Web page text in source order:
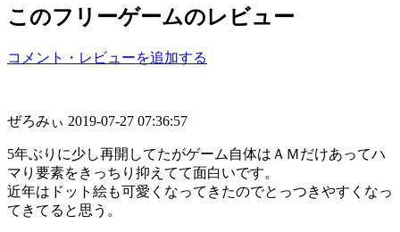
このフリーゲームのレビュー
コメント・レビューを追加する
ぜろみぃ 2019-07-27 07:36:57
5年ぶりに少し再開してたがゲーム自体はＡＭだけあってハ
マり要素をきっちり抑えてて面白いです。
近年はドット絵も可愛くなってきたのでとっつきやすくなっ
てきてると思う。